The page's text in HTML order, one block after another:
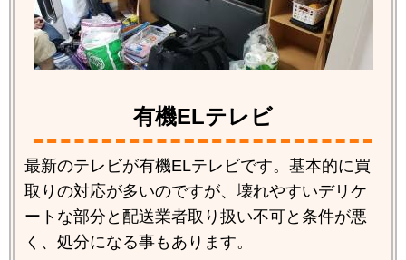
有機ELテレビ
最新のテレビが有機ELテレビです。基本的に買
取りの対応が多いのですが、壊れやすいデリケ
ートな部分と配送業者取り扱い不可と条件が悪
く、処分になる事もあります。